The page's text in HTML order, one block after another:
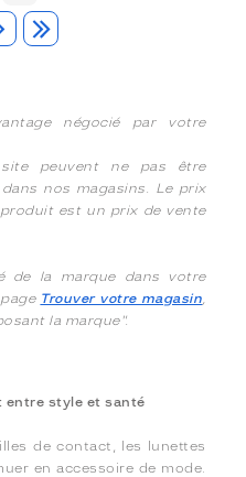
négocié par votre
peuvent ne pas être
nos magasins. Le prix
est un prix de vente
de la marque dans votre
Trouver votre magasin,
la marque".
entre style et santé
de contact, les lunettes
en accessoire de mode.